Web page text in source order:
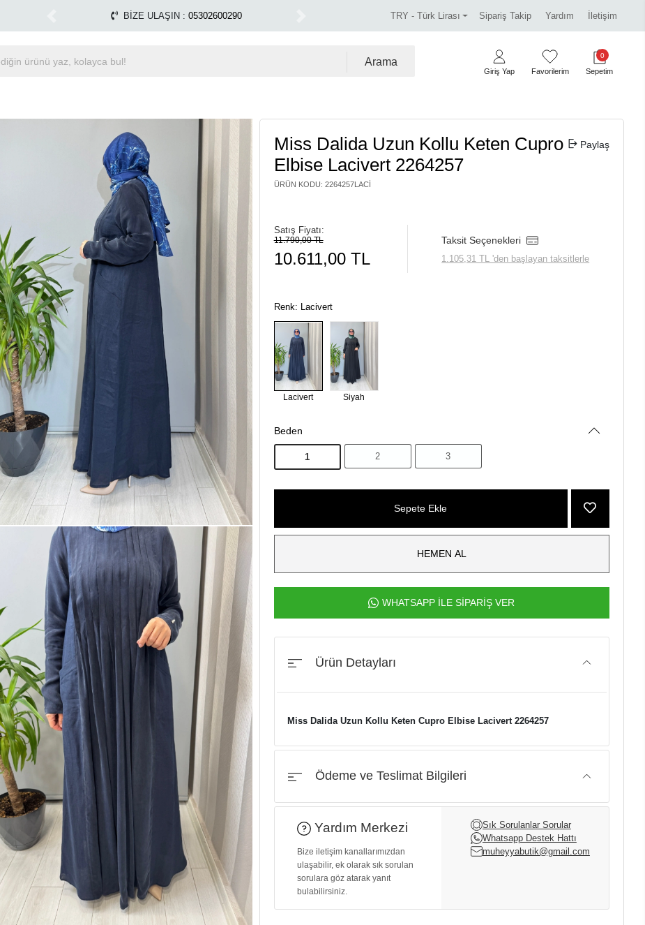
yapılmamaktadır. Tüm Alışverişlerinizde Kargo Ücretsiz! Miss Dalida marka ürünlerde %30 indirim.
1500 TL ÜZERİ ÜCRETSİZ KARGO TRY - Türk Lirası Sipariş Takip Yardım İletişim
Arama
Giriş Yap Favorilerim
0
Sepetim
Miss Dalida Uzun Kollu Keten Cupro
Elbise Lacivert 2264257
ÜRÜN KODU: 2264257LACI
Paylaş
Satış Fiyatı:
11.790,00 TL
10.611,00 TL
Taksit Seçenekleri
1.105,31 TL 'den başlayan taksitlerle
Renk: Lacivert
Lacivert Siyah
Beden
1 2 3
Sepete Ekle
HEMEN AL
WHATSAPP İLE SİPARİŞ VER
Ürün Detayları
Miss Dalida Uzun Kollu Keten Cupro Elbise Lacivert 2264257
Ödeme ve Teslimat Bilgileri
Yardım Merkezi
Bize iletişim kanallarımızdan
ulaşabilir, ek olarak sık sorulan
sorulara göz atarak yanıt
bulabilirsiniz.
Sık Sorulanlar Sorular
Whatsapp Destek Hattı
muheyyabutik@gmail.com